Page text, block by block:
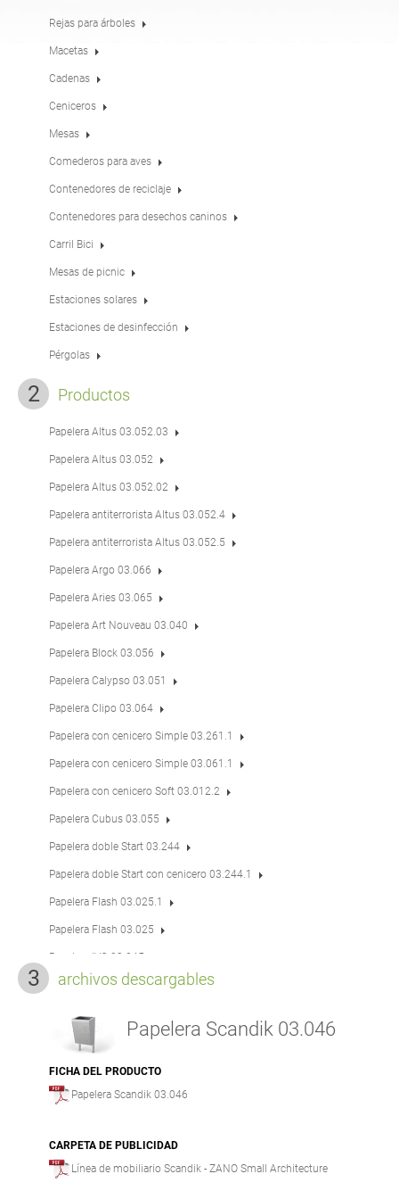
Pérgolas
Comederos para aves Farolas
desinfección
inglés (USA)
italiano
letón lituano
estonio
Rejas para árboles
Macetas
Cadenas
Ceniceros
Mesas
Comederos para aves
Contenedores de reciclaje
Contenedores para desechos caninos
Carril Bici
Mesas de picnic
Estaciones solares
Estaciones de desinfección
Pérgolas
Productos
Papelera Altus 03.052.03
Papelera Altus 03.052
Papelera Altus 03.052.02
Papelera antiterrorista Altus 03.052.4
Papelera antiterrorista Altus 03.052.5
Papelera Argo 03.066
Papelera Aries 03.065
Papelera Art Nouveau 03.040
Papelera Block 03.056
Papelera Calypso 03.051
Papelera Clipo 03.064
Papelera con cenicero Simple 03.261.1
Papelera con cenicero Simple 03.061.1
Papelera con cenicero Soft 03.012.2
Papelera Cubus 03.055
Papelera doble Start 03.244
Papelera doble Start con cenicero 03.244.1
Papelera Flash 03.025.1
Papelera Flash 03.025
Papelera IVO 03.045
Papelera IVO con cenicero 03.045.1
Papelera Jester con cenicero 03.059.1
Papelera Mico 03.057
Papelera Mimesis 03.062
Papelera Onis 03.058
Papelera Pavo 03.063
archivos descargables
Papelera Scandik 03.046
FICHA DEL PRODUCTO
Papelera Scandik 03.046
CARPETA DE PUBLICIDAD
Línea de mobiliario Scandik - ZANO Small Architecture